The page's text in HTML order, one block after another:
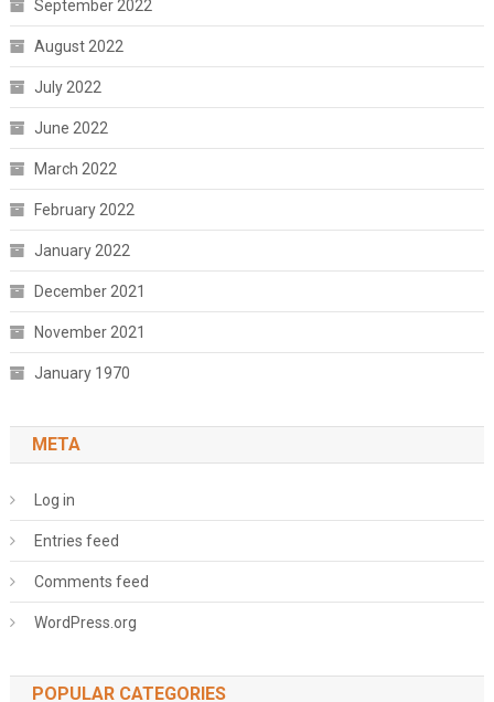
September 2022
August 2022
July 2022
June 2022
March 2022
February 2022
January 2022
December 2021
November 2021
January 1970
META
Log in
Entries feed
Comments feed
WordPress.org
POPULAR CATEGORIES